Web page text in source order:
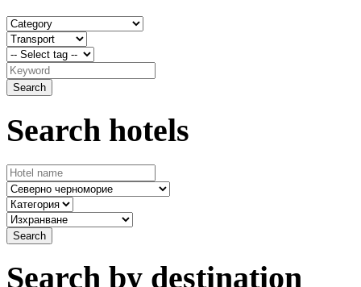
Search hotels
Search by destination